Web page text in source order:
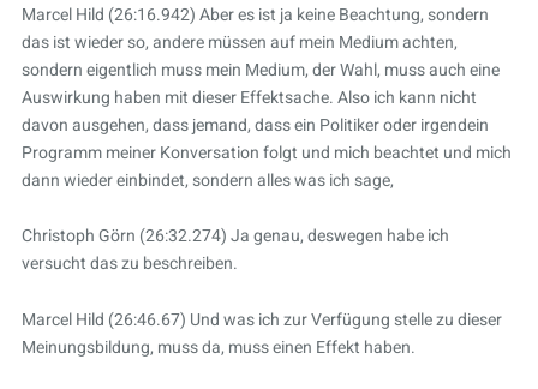
Marcel Hild (26:16.942) Aber es ist ja keine Beachtung, sondern
das ist wieder so, andere müssen auf mein Medium achten,
sondern eigentlich muss mein Medium, der Wahl, muss auch eine
Auswirkung haben mit dieser Effektsache. Also ich kann nicht
davon ausgehen, dass jemand, dass ein Politiker oder irgendein
Programm meiner Konversation folgt und mich beachtet und mich
dann wieder einbindet, sondern alles was ich sage,
Christoph Görn (26:32.274) Ja genau, deswegen habe ich
versucht das zu beschreiben.
Marcel Hild (26:46.67) Und was ich zur Verfügung stelle zu dieser
Meinungsbildung, muss da, muss einen Effekt haben.